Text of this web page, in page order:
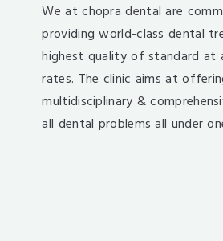
We at chopra dental are
providing world-class dental
highest quality of standard at
rates. The clinic aims at
multidisciplinary &
all dental problems all under